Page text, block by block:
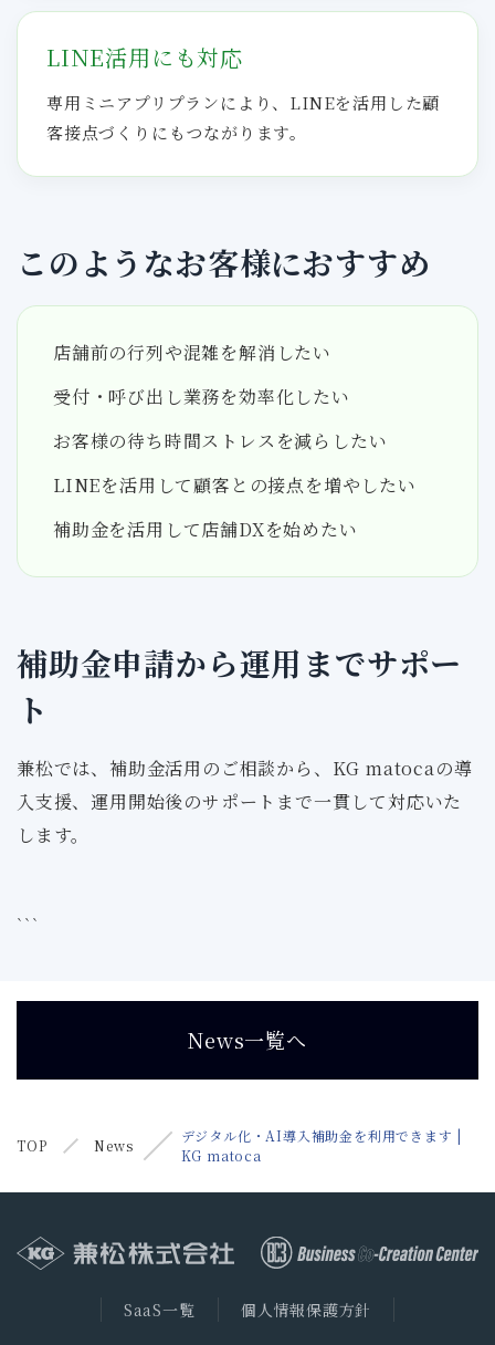
LINE活用にも対応
専用ミニアプリプランにより、LINEを活用した顧
客接点づくりにもつながります。
このようなお客様におすすめ
店舗前の行列や混雑を解消したい
受付・呼び出し業務を効率化したい
お客様の待ち時間ストレスを減らしたい
LINEを活用して顧客との接点を増やしたい
補助金を活用して店舗DXを始めたい
補助金申請から運用までサポー
ト
兼松では、補助金活用のご相談から、KG matocaの導
入支援、運用開始後のサポートまで一貫して対応いた
します。
```
News一覧へ
TOP News
デジタル化・AI導入補助金を利用できます |
KG matoca
SaaS一覧 個人情報保護方針